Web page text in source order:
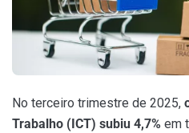
No terceiro trimestre de 2025,
Trabalho (ICT) subiu 4,7% em